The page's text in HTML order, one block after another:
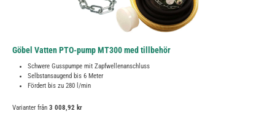
Göbel Vatten PTO-pump MT300 med tillbehör
Schwere Gusspumpe mit Zapfwellenanschluss
Selbstansaugend bis 6 Meter
Fördert bis zu 280 l/min
Varianter från 3 008,92 kr